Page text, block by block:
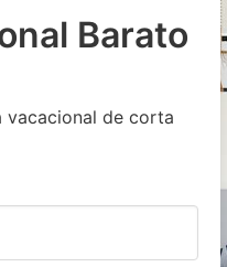
Barato
vacacional de corta